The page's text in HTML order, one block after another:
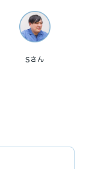
Sさん